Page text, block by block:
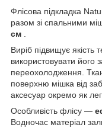
Флісова підкладка
разом зі спальними
см
Виріб підвищує якість
використовувати його
переохолодження.
поверхню мішка від
аксесуар окремо як
Особливість флісу —
Водночас матеріал